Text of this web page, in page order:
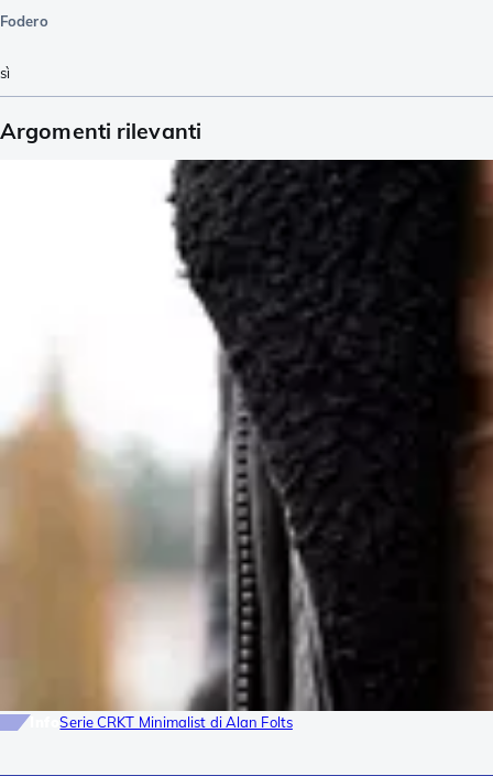
Fodero
sì
Argomenti rilevanti
InfoSerie CRKT Minimalist di Alan Folts